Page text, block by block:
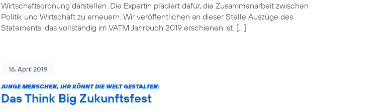
Wirtschaftsordnung darstellen. Die Expertin plädiert dafür, die Zusammenarbeit zwischen
Politik und Wirtschaft zu erneuern. Wir veröffentlichen an dieser Stelle Auszüge des
Statements, das vollständig im VATM Jahrbuch 2019 erschienen ist. […]
16. April 2019
JUNGE MENSCHEN, IHR KÖNNT DIE WELT GESTALTEN:
Das Think Big Zukunftsfest